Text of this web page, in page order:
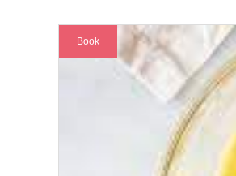
Book